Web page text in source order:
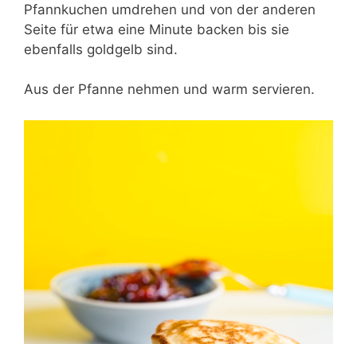
Pfannkuchen umdrehen und von der anderen
Seite für etwa eine Minute backen bis sie
ebenfalls goldgelb sind.
Aus der Pfanne nehmen und warm servieren.